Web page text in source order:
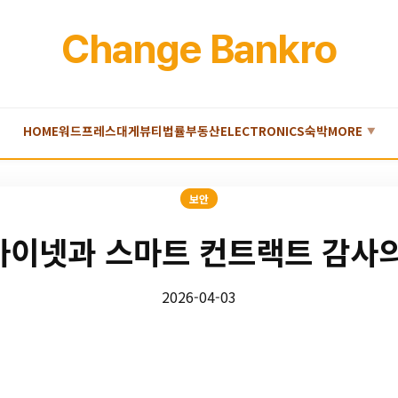
Change Bankro
HOME워드프레스대게뷰티법률부동산ELECTRONICS숙박MORE ▼
보안
넷과 스마트 컨트랙트 감사
2026-04-03